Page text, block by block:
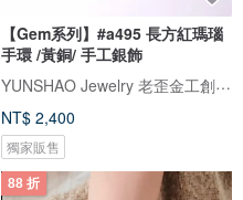
【Gem系列】#a495 長方紅瑪瑙
手環 /黃銅/ 手工銀飾
YUNSHAO Jewelry 老歪金工創作室
NT$ 2,400
獨家販售
88 折